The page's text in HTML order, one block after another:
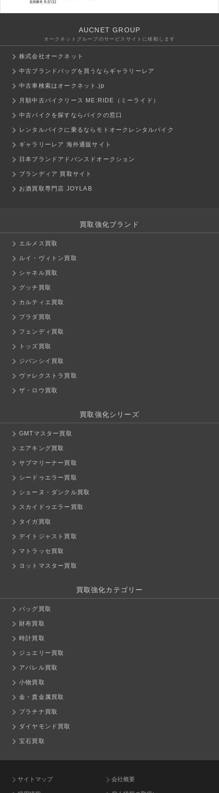
AUCNET GROUP
オークネットグループのサービスサイトに移動します
株式会社オークネット
中古ブランドバッグを買うならギャラリーレア
中古車検索はオークネット.jp
月額中古バイクリース ME:RIDE（ミーライド）
中古バイクを探すならバイクの窓口
レンタルバイクに乗るならモトオークレンタルバイク
ギャラリーレア 海外通販サイト
日本ブランドアドバンスドオークション
ブランディア 買取サイト
お酒買取専門店 JOYLAB
買取強化ブランド
エルメス買取
ルイ・ヴィトン買取
シャネル買取
グッチ買取
カルティエ買取
プラダ買取
フェンディ買取
トッズ買取
ジバンシイ買取
ヴァレクストラ買取
ザ・ロウ買取
買取強化シリーズ
GMTマスター買取
エアキング買取
サブマリーナー買取
シードゥエラー買取
シェーヌ・ダンクル買取
スカイドゥエラー買取
タイガ買取
デイトジャスト買取
マトラッセ買取
ヨットマスター買取
買取強化カテゴリー
バッグ買取
財布買取
時計買取
ジュエリー買取
アパレル買取
小物買取
金・貴金属買取
プラチナ買取
ダイヤモンド買取
宝石買取
サイトマップ 会社概要